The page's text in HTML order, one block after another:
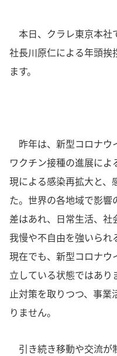
本日、クラレ東京本社
社長川原仁による年頭挨
ます。
昨年は、新型コロナウ
ワクチン接種の進展に
現による感染再拡大と、
た。世界の各地域で影響
差はあれ、日常生活、
我慢や不自由を強いられ
現在でも、新型コロナ
立している状態ではあ
止対策を取りつつ、事業
りません。
引き続き移動や交流